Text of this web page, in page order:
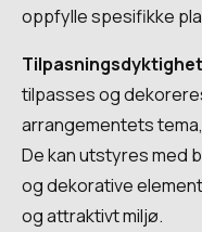
oppfylle spesifikke
tilpasses og
arrangementets
De kan utstyres med
og dekorative
og attraktivt miljø. ‍